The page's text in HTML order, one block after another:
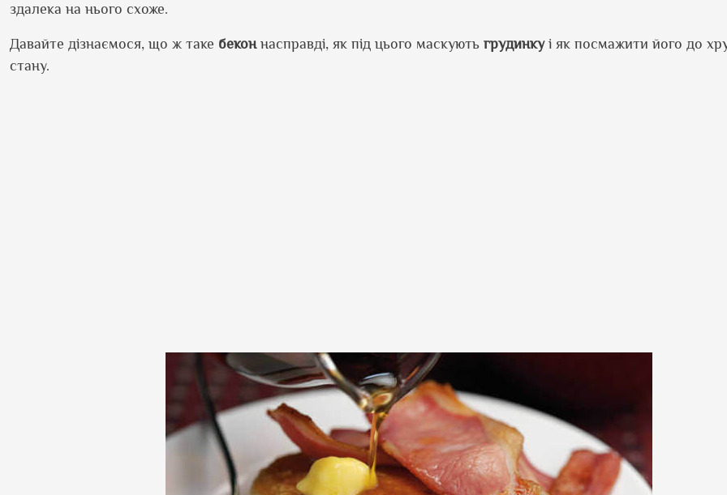
здалека на нього схоже.
Давайте дізнаємося, що ж таке беконнасправді, як під цього маскують грудинкуі як посмажити його до
стану.